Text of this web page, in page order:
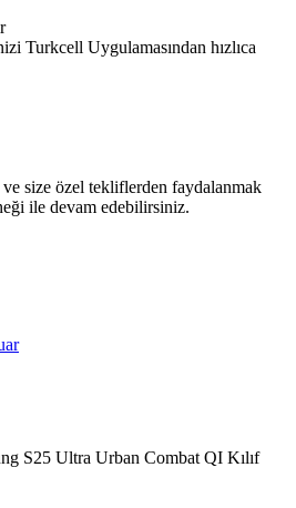
Turkcell Uygulamasından hızlıca
ve size özel tekliflerden faydalanmak
ile devam edebilirsiniz.